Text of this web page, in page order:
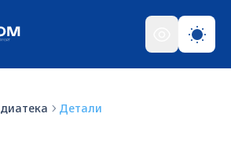
Детали